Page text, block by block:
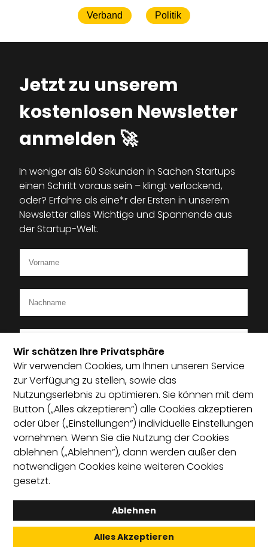
Verband Politik
Jetzt zu unserem
kostenlosen Newsletter
anmelden 🚀
In weniger als 60 Sekunden in Sachen Startups
einen Schritt voraus sein – klingt verlockend,
oder? Erfahre als eine*r der Ersten in unserem
Newsletter alles Wichtige und Spannende aus
der Startup-Welt.
Ich bin Mitglied im Startup-Verband
Ich habe die Datenschutzerklärung zur Kenntnis
genommen und bin damit einverstanden, dass die von
mir angegebenen Daten elektronisch erhoben und
gespeichert werden. Mit dem Absenden erkläre ich mich
mit der Verarbeitung einverstanden.
Wir schätzen Ihre Privatsphäre
Wir verwenden Cookies, um Ihnen unseren Service
zur Verfügung zu stellen, sowie das
Nutzungserlebnis zu optimieren. Sie können mit dem
Button („Alles akzeptieren“) alle Cookies akzeptieren
oder über („Einstellungen“) individuelle Einstellungen
vornehmen. Wenn Sie die Nutzung der Cookies
ablehnen („Ablehnen“), dann werden außer den
notwendigen Cookies keine weiteren Cookies
gesetzt.
Ablehnen
Alles Akzeptieren